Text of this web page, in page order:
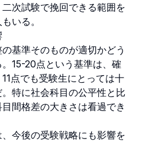
次試験で挽回できる範囲を
いる。
基準そのものが適切かどう
15-20点という基準は、確
点でも受験生にとっては十
特に社会科目の公平性と比
間格差の大きさは看過でき
今後の受験戦略にも影響を